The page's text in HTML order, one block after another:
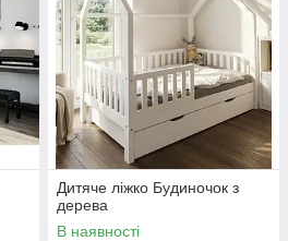
Дитяче ліжко Будиночок з
дерева
В наявності